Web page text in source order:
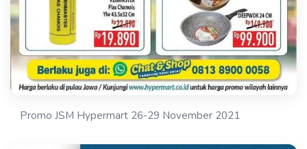
Promo JSM Hypermart 26-29 November 2021